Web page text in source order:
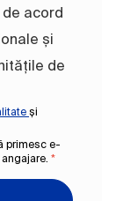
acord
și
de
și
primesc e-
*